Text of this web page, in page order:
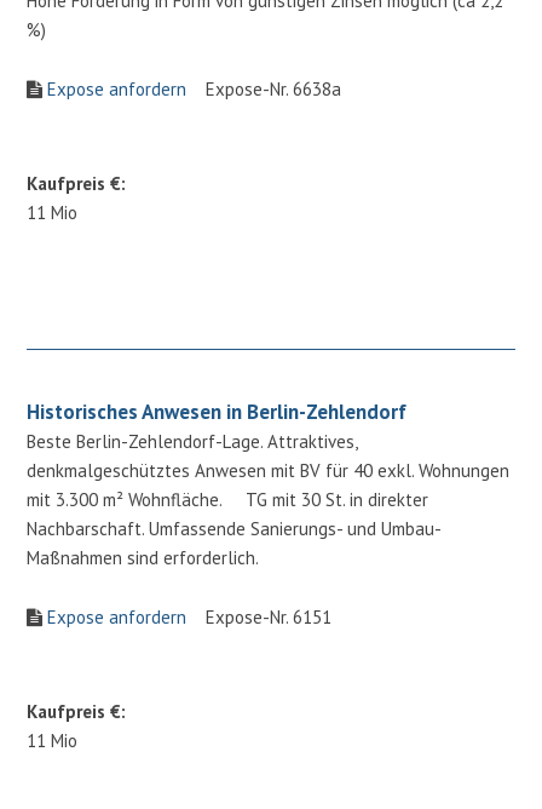
%)
Expose anfordern Expose-Nr. 6638a
Kaufpreis €:
11 Mio
Historisches Anwesen in Berlin-Zehlendorf
Beste Berlin-Zehlendorf-Lage. Attraktives,
denkmalgeschütztes Anwesen mit BV für 40 exkl. Wohnungen
mit 3.300 m² Wohnfläche. TG mit 30 St. in direkter
Nachbarschaft. Umfassende Sanierungs- und Umbau-
Maßnahmen sind erforderlich.
Expose anfordern Expose-Nr. 6151
Kaufpreis €:
11 Mio